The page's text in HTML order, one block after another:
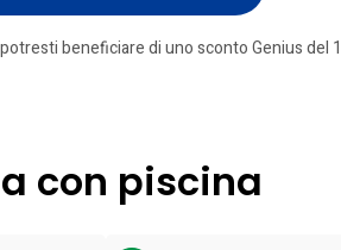
beneficiare di uno sconto Genius del
con piscina